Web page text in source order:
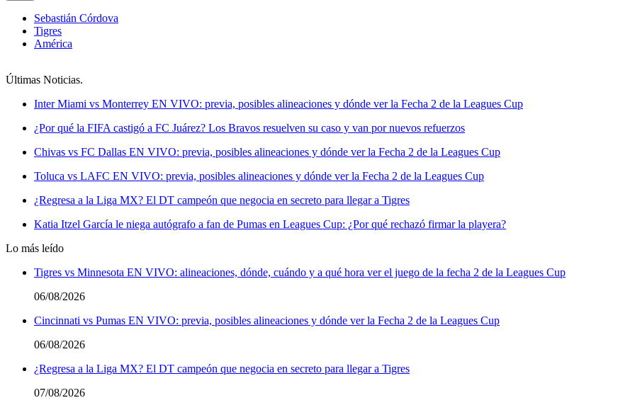
Sebastián Córdova
Tigres
América
Últimas Noticias.
Inter Miami vs Monterrey EN VIVO: previa, posibles alineaciones y dónde ver la Fecha 2 de la Leagues Cup
¿Por qué la FIFA castigó a FC Juárez? Los Bravos resuelven su caso y van por nuevos refuerzos
Chivas vs FC Dallas EN VIVO: previa, posibles alineaciones y dónde ver la Fecha 2 de la Leagues Cup
Toluca vs LAFC EN VIVO: previa, posibles alineaciones y dónde ver la Fecha 2 de la Leagues Cup
¿Regresa a la Liga MX? El DT campeón que negocia en secreto para llegar a Tigres
Katia Itzel García le niega autógrafo a fan de Pumas en Leagues Cup: ¿Por qué rechazó firmar la playera?
Lo más leído
Tigres vs Minnesota EN VIVO: alineaciones, dónde, cuándo y a qué hora ver el juego de la fecha 2 de la Leagues Cup
06/08/2026
Cincinnati vs Pumas EN VIVO: previa, posibles alineaciones y dónde ver la Fecha 2 de la Leagues Cup
06/08/2026
¿Regresa a la Liga MX? El DT campeón que negocia en secreto para llegar a Tigres
07/08/2026